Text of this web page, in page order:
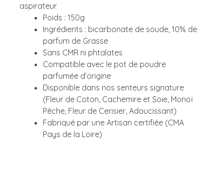
aspirateur
Poids : 150g
Ingrédients : bicarbonate de soude, 10% de
parfum de Grasse
Sans CMR ni phtalates
Compatible avec le pot de poudre
parfumée d’origine
Disponible dans nos senteurs signature
(Fleur de Coton, Cachemire et Soie, Monoï
Pêche, Fleur de Cerisier, Adoucissant)
Fabriqué par une Artisan certifiée (CMA
Pays de la Loire)